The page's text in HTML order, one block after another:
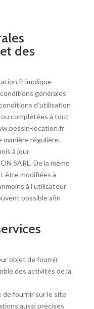
des
implique
générales
d’utilisation
complétées à tout
location.fr
manière régulière.
à jour
SARL. De la même
être modifiées à
à l’utilisateur
possible afin
objet de fournir
des activités de la
de fournir sur le site
aussi précises